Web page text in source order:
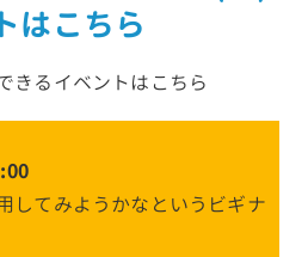
はこちら
きるイベントはこちら
してみようかなというビギナ